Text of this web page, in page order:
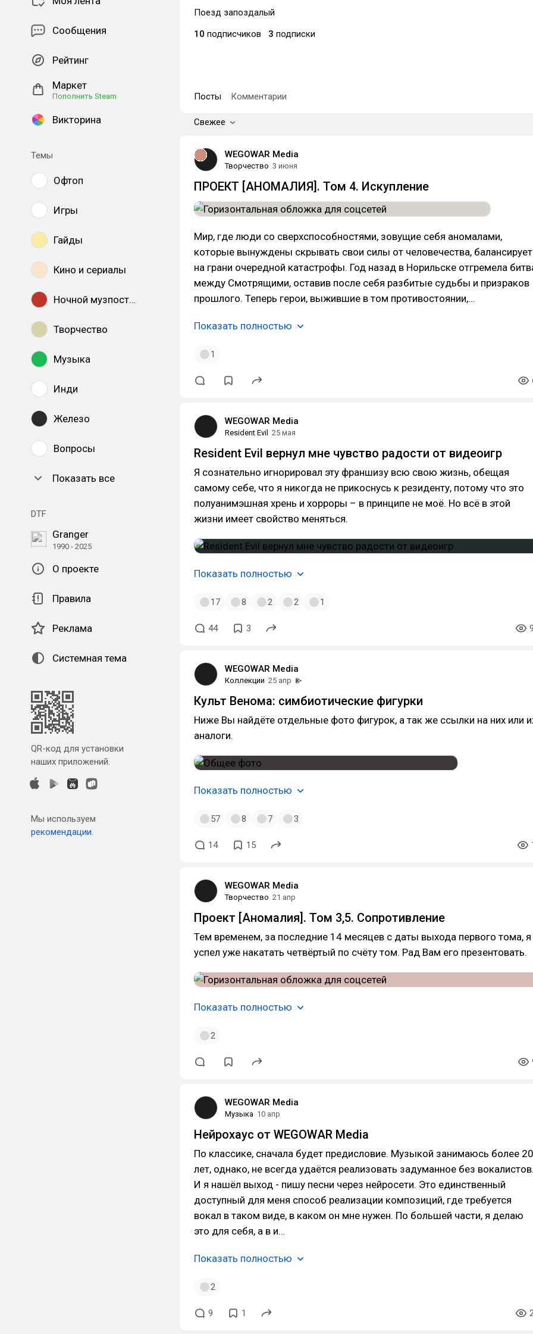
Сообщения
Рейтинг
Маркет
Пополнить Steam
Викторина
Темы
Офтоп
Игры
Гайды
Кино и сериалы
Ночной музпостинг
Творчество
Музыка
Инди
Железо
Вопросы
Показать все
DTF
Granger
1990 - 2025
О проекте
Правила
Реклама
Системная тема
QR-код для установки
наших приложений.
Мы используем
рекомендации.
Поезд запоздалый
10 подписчиков 3 подписки
Посты Комментарии
Свежее
WEGOWAR Media
Творчество 3 июня
ПРОЕКТ [АНОМАЛИЯ]. Том 4. Искупление
Мир, где люди со сверхспособностями, зовущие себя аномалами,
которые вынуждены скрывать свои силы от человечества, балансирует
на грани очередной катастрофы. Год назад в Норильске отгремела
между Смотрящими, оставив после себя разбитые судьбы и призраков
прошлого. Теперь герои, выжившие в том противостоянии,…
Показать полностью
1
WEGOWAR Media
Resident Evil 25 мая
Resident Evil вернул мне чувство радости от видеоигр
Я сознательно игнорировал эту франшизу всю свою жизнь, обещая
самому себе, что я никогда не прикоснусь к резиденту, потому что это
полуанимэшная хрень и хорроры – в принципе не моё. Но всё в этой
жизни имеет свойство меняться.
Показать полностью
17 8 2 2 1
44 3
WEGOWAR Media
Коллекции 25 апр
Культ Венома: симбиотические фигурки
Ниже Вы найдёте отдельные фото фигурок, а так же ссылки на них или
аналоги.
Показать полностью
57 8 7 3
14 15
WEGOWAR Media
Творчество 21 апр
Проект [Аномалия]. Том 3,5. Сопротивление
Тем временем, за последние 14 месяцев с даты выхода первого тома, я
успел уже накатать четвёртый по счёту том. Рад Вам его презентовать.
Показать полностью
2
WEGOWAR Media
Музыка 10 апр
Нейрохаус от WEGOWAR Media
По классике, сначала будет предисловие. Музыкой занимаюсь более 20
лет, однако, не всегда удаётся реализовать задуманное без вокалистов.
И я нашёл выход - пишу песни через нейросети. Это единственный
доступный для меня способ реализации композиций, где требуется
вокал в таком виде, в каком он мне нужен. По большей части, я делаю
это для себя, а в и…
Показать полностью
2
9 1